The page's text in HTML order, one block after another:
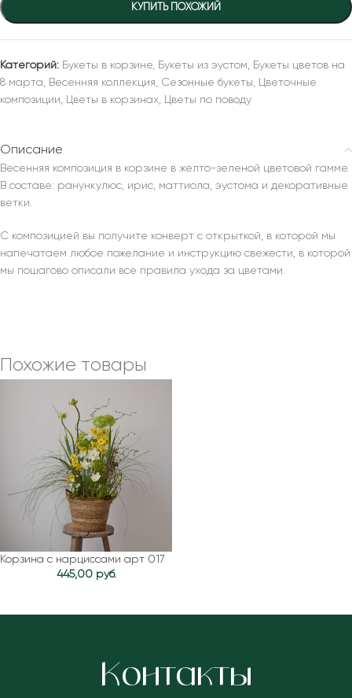
КУПИТЬ ПОХОЖИЙ
Категорий: Букеты в корзине Букеты из эустом Букеты цветов на
8 марта Весенняя коллекция Сезонные букеты Цветочные
композиции Цветы в корзинах Цветы по поводу
Описание
Весенняя композиция в корзине в желто-зеленой цветовой гамме.
В составе: ранункулюс, ирис, маттиола, эустома и декоративные
ветки.
С композицией вы получите конверт с открыткой, в которой мы
напечатаем любое пожелание и инструкцию свежести, в которой
мы пошагово описали все правила ухода за цветами.
Похожие товары
Корзина с нарциссами арт 017
445,00 руб.
Контакты